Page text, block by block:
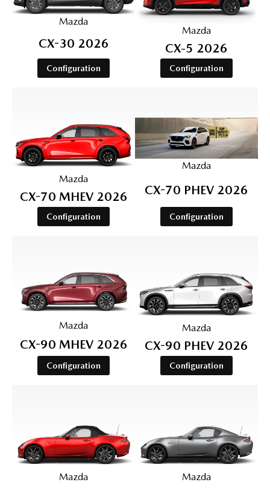
Mazda
CX-30 2026
Configuration
Mazda
CX‑5 2026
Configuration
Mazda
CX-70 MHEV 2026
Configuration
Mazda
CX-70 PHEV 2026
Configuration
Mazda
CX-90 MHEV 2026
Configuration
Mazda
CX-90 PHEV 2026
Configuration
Mazda Mazda